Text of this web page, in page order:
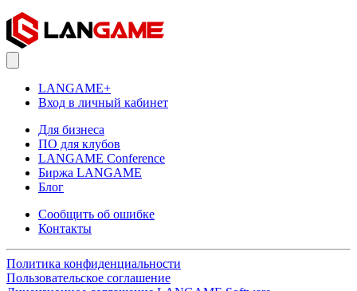
LANGAME+
Вход в личный кабинет
Для бизнеса
ПО для клубов
LANGAME Conference
Биржа LANGAME
Блог
Сообщить об ошибке
Контакты
Политика конфиденциальности
Пользовательское соглашение